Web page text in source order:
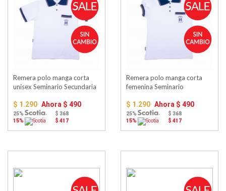
Remera polo manga corta
unisex Seminario Secundaria
$ 1.290 Ahora $ 490
25%
$ 368
15%
$ 417
Remera polo manga corta
femenina Seminario
$ 1.290 Ahora $ 490
25%
$ 368
15%
$ 417